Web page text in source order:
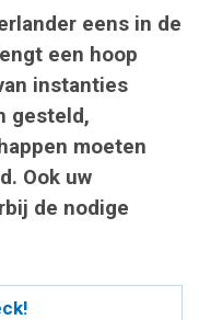
eens in de
een hoop
instanties
gesteld,
moeten
Ook uw
de nodige